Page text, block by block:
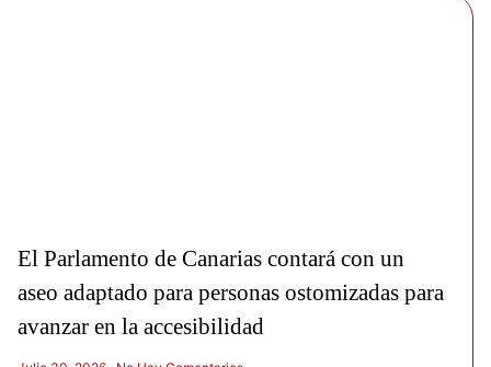
El Parlamento de Canarias contará con un
aseo adaptado para personas ostomizadas para
avanzar en la accesibilidad